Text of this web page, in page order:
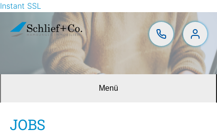
Instant SSL
Menü
JOBS